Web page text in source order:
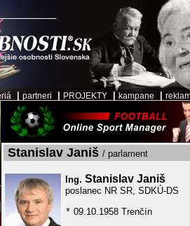
partneri PROJEKTY kampane
Stanislav Janiš / parlament
Ing. Stanislav Janiš
poslanec NR SR, SDKÚ-DS
* 09.10.1958 Trenčín